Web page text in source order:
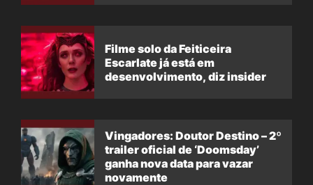
Filme solo da Feiticeira
Escarlate já está em
desenvolvimento, diz insider
Vingadores: Doutor Destino – 2º
trailer oficial de ‘Doomsday’
ganha nova data para vazar
novamente